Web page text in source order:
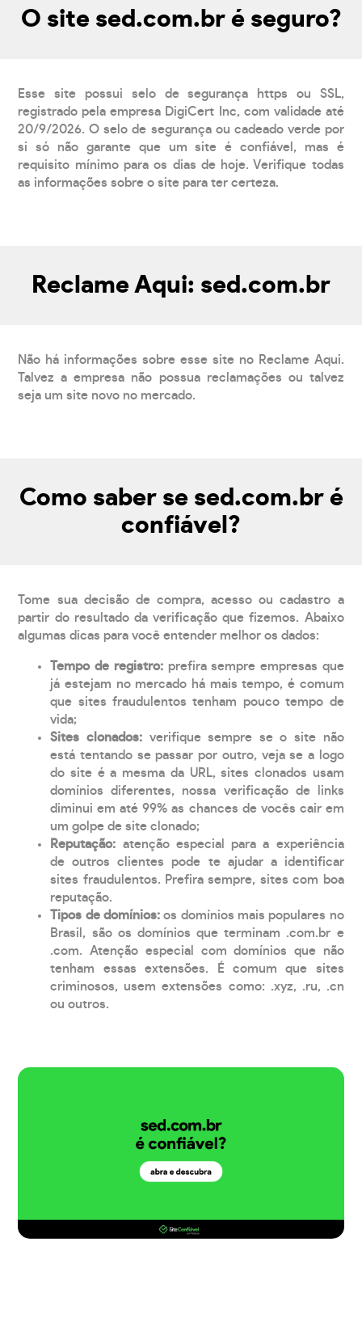
O site sed.com.br é seguro?
Esse site possui selo de segurança https ou SSL,
registrado pela empresa DigiCert Inc, com validade até
20/9/2026. O selo de segurança ou cadeado verde por
si só não garante que um site é confiável, mas é
requisito mínimo para os dias de hoje. Verifique todas
as informações sobre o site para ter certeza.
Reclame Aqui: sed.com.br
Não há informações sobre esse site no Reclame Aqui.
Talvez a empresa não possua reclamações ou talvez
seja um site novo no mercado.
Como saber se sed.com.br é
confiável?
Tome sua decisão de compra, acesso ou cadastro a
partir do resultado da verificação que fizemos. Abaixo
algumas dicas para você entender melhor os dados:
Tempo de registro: prefira sempre empresas que
já estejam no mercado há mais tempo, é comum
que sites fraudulentos tenham pouco tempo de
vida;
Sites clonados: verifique sempre se o site não
está tentando se passar por outro, veja se a logo
do site é a mesma da URL, sites clonados usam
domínios diferentes, nossa verificação de links
diminui em até 99% as chances de vocês cair em
um golpe de site clonado;
Reputação: atenção especial para a experiência
de outros clientes pode te ajudar a identificar
sites fraudulentos. Prefira sempre, sites com boa
reputação.
Tipos de domínios:os domínios mais populares no
Brasil, são os domínios que terminam .com.br e
.com. Atenção especial com domínios que não
tenham essas extensões. É comum que sites
criminosos, usem extensões como: .xyz, .ru, .cn
ou outros.